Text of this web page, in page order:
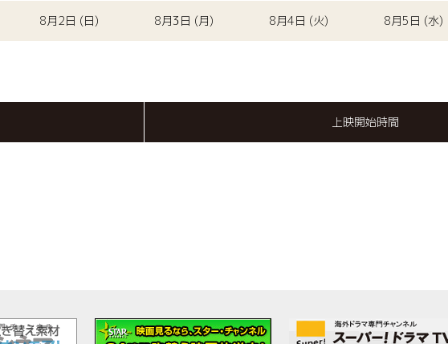
8月2日 (日) 8月3日 (月) 8月4日 (火) 8月5日 (水)
上映開始時間